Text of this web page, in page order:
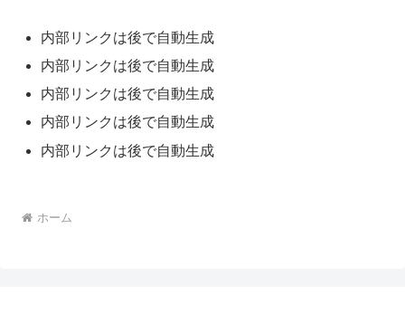
内部リンクは後で自動生成
内部リンクは後で自動生成
内部リンクは後で自動生成
内部リンクは後で自動生成
内部リンクは後で自動生成
ホーム